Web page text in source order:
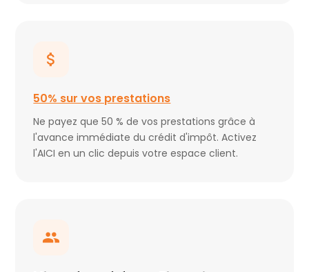
50% sur vos prestations
Ne payez que 50 % de vos prestations grâce à
l'avance immédiate du crédit d'impôt. Activez
l'AICI en un clic depuis votre espace client.